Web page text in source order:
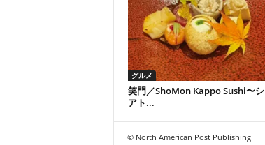
グルメ
笑門／ShoMon Kappo Sushi〜シ
アト...
© North American Post Publishing